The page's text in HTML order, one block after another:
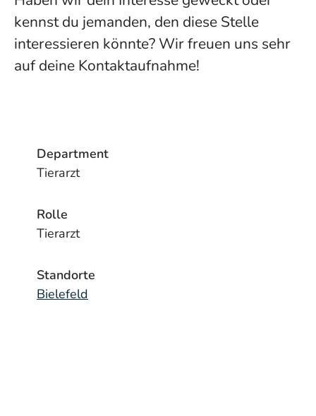
kennst du jemanden, den diese Stelle
interessieren könnte? Wir freuen uns sehr
auf deine Kontaktaufnahme!
Department
Tierarzt
Rolle
Tierarzt
Standorte
Bielefeld